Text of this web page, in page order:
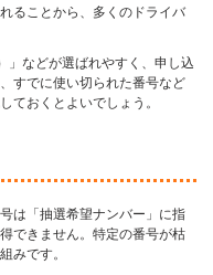
ることから、多くのドライバ
」などが選ばれやすく、申し込
すでに使い切られた番号など
ておくとよいでしょう。
は「抽選希望ナンバー」に指
できません。特定の番号が枯
みです。